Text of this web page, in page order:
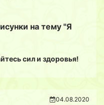
на тему "Я
сил и здоровья!
04.08.2020